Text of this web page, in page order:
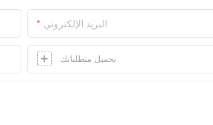
البريد الإلكتروني
تحميل متطلباتك